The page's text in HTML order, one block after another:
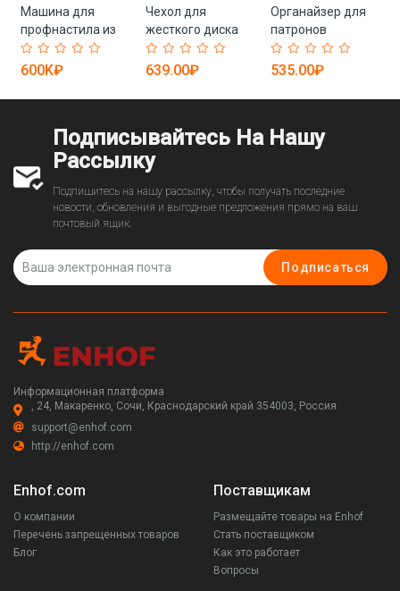
Машина для
профнастила из
цветной стали,
трапециевидные
18080113)
600K₽
Чехол для
жесткого диска
GLARY EVA с
карманами (арт.
639.00₽
Органайзер для
патронов
тактический
ударопрочный
535.00₽
Подписывайтесь На Нашу
Рассылку
Подпишитесь на нашу рассылку, чтобы получать последние
новости, обновления и выгодные предложения прямо на ваш
почтовый ящик.
Подписаться
Информационная платформа
, 24, Макаренко, Сочи, Краснодарский край 354003, Россия
support@enhof.com
http://enhof.com
Enhof.com
О компании
Перечень запрещенных товаров
Блог
Поставщикам
Размещайте товары на Enhof
Стать поставщиком
Как это работает
Вопросы